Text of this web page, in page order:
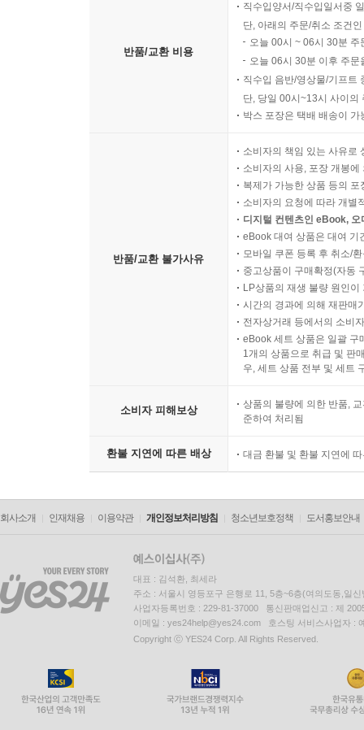
반품/교환 비용
직수입양서/직수입일서중
단, 아래의 주문/취소 조건
오늘 00시 ~ 06시 30분
오늘 06시 30분 이후 주
직수입 음반/영상물/기프트
단, 당일 00시~13시 사이의
박스 포장은 택배 배송이
반품/교환 불가사유
소비자의 책임 있는 사유로
소비자의 사용, 포장 개봉
복제가 가능한 상품 등의
소비자의 요청에 따라 개별
디지털 컨텐츠인 eBook,
eBook 대여 상품은 대여 기
모바일 쿠폰 등록 후 취소/
중고상품이 구매확정(자동
LP상품의 재생 불량 원인
시간의 경과에 의해 재판매
전자상거래 등에서의 소비
eBook 세트 상품은 일괄 구
1개의 상품으로 취급 및 판
우, 세트 상품 전부 및 세트
소비자 피해보상
상품의 불량에 의한 반품,
준하여 처리됨
환불 지연에 따른 배상 대금 환불 및 환불 지연에
회사소개 인재채용 이용약관 개인정보처리방침 청소년보호정책 도서홍보안내
대표 : 김석환, 최세라
주소 : 서울시 영등포구 은행로 11, 5층~6층(여의도동,일신
사업자등록번호 : 229-81-37000 통신판매업신고 : 제
이메일 : yes24help@yes24.com 호스팅 서비스사업자 :
Copyright ⓒ YES24 Corp. All Rights Reserved.